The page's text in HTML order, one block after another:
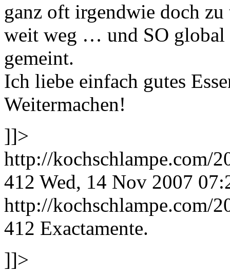
ganz oft irgendwie doch
weit weg … und SO global
gemeint.
Ich liebe einfach gutes
Weitermachen!
]]>
http://kochschlampe.com/
412 Wed, 14 Nov 2007
http://kochschlampe.com/
412 Exactamente.
]]>